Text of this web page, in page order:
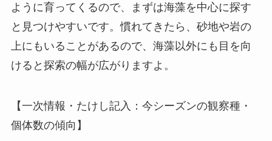
ように育ってくるので、まずは海藻を中心に探す
と見つけやすいです。慣れてきたら、砂地や岩の
上にもいることがあるので、海藻以外にも目を向
けると探索の幅が広がりますよ。
【一次情報・たけし記入：今シーズンの観察種・
個体数の傾向】